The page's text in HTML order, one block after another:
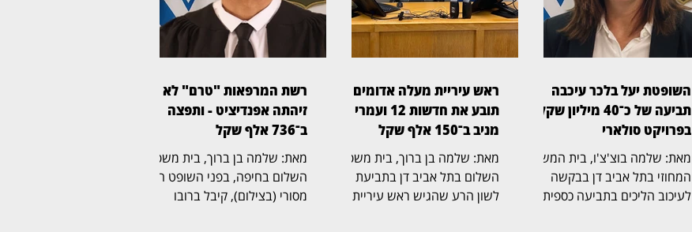
השופטת יעל בלכר עיכבה
תביעה של כ־40 מיליון שקל
בפרויקט סולארי
מאת: שלמה בוצ'צ'ו, בית המשפט
המחוזי בתל אביב דן בבקשה
לעיכוב הליכים בתביעה כספית
ראש עיריית מעלה אדומים
תובע את חדשות 12 ועמרי
מניב ב־150 אלף שקל
מאת: שלמה בן ברוך, בית משפט
השלום בתל אביב דן בתביעת
לשון הרע שהגיש ראש עיריית
רשת המרפאות "טרם" לא
זיהתה אפנדיציט - ותפצה
ב־736 אלף שקל
מאת: שלמה בן ברוך, בית משפט
השלום בחיפה, בפני השופט הדר
מסורי (בצילום), קיבל ברובו